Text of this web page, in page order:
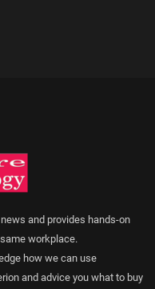
and provides hands-on
workplace.
how we can use
and advice you what to buy